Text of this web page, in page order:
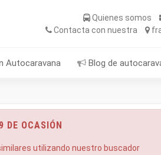
Quienes somos
Contacta con nuestra
Autocaravana Blog de
DE OCASIÓN
utilizando nuestro buscador